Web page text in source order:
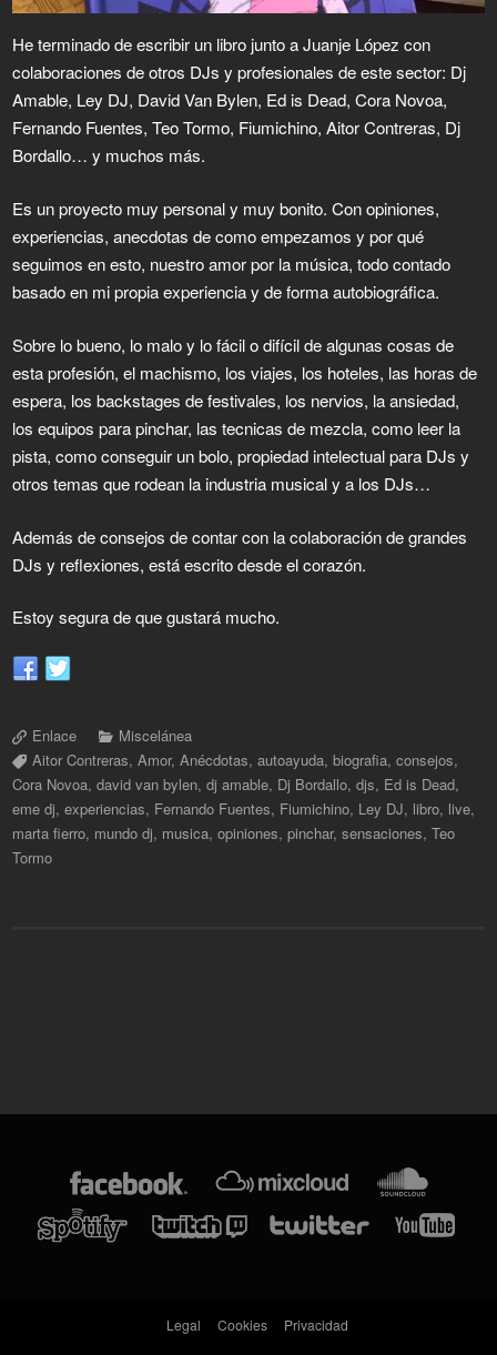
He terminado de escribir un libro junto a Juanje López con
colaboraciones de otros DJs y profesionales de este sector: Dj
Amable, Ley DJ, David Van Bylen, Ed is Dead, Cora Novoa,
Fernando Fuentes, Teo Tormo, Fiumichino, Aitor Contreras, Dj
Bordallo… y muchos más.
Es un proyecto muy personal y muy bonito. Con opiniones,
experiencias, anecdotas de como empezamos y por qué
seguimos en esto, nuestro amor por la música, todo contado
basado en mi propia experiencia y de forma autobiográfica.
Sobre lo bueno, lo malo y lo fácil o difícil de algunas cosas de
esta profesión, el machismo, los viajes, los hoteles, las horas de
espera, los backstages de festivales, los nervios, la ansiedad,
los equipos para pinchar, las tecnicas de mezcla, como leer la
pista, como conseguir un bolo, propiedad intelectual para DJs y
otros temas que rodean la industria musical y a los DJs…
Además de consejos de contar con la colaboración de grandes
DJs y reflexiones, está escrito desde el corazón.
Estoy segura de que gustará mucho.
Enlace
Miscelánea
Aitor Contreras,Amor,Anécdotas,autoayuda,biografia,consejos,
Cora Novoa,david van bylen,dj amable, Dj Bordallo,djs, Ed is Dead,
eme dj,experiencias, Fernando Fuentes, Fiumichino, Ley DJ, libro, live,
marta fierro, mundo dj, musica,opiniones,pinchar,sensaciones,Teo
Tormo
Legal Cookies Privacidad